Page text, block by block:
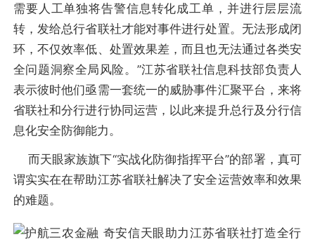
需要人工单独将告警信息转化成工单，并进行层层流
转，发给总行省联社才能对事件进行处置。无法形成闭
环，不仅效率低、处置效果差，而且也无法通过各类安
全问题洞察全局风险。”江苏省联社信息科技部负责人
表示彼时他们亟需一套统一的威胁事件汇聚平台，来将
省联社和分行进行协同运营，以此来提升总行及分行信
息化安全防御能力。
而天眼家族旗下“实战化防御指挥平台”的部署，真可
谓实实在在帮助江苏省联社解决了安全运营效率和效果
的难题。